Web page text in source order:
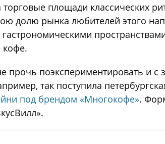
площади классических
долю рынка любителей этого
кофе.
прочь поэкспериментировать и с
так поступила
под брендом «Многокофе».